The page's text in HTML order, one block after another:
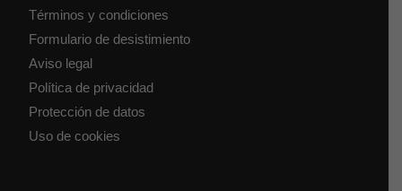
Términos y condiciones
Formulario de desistimiento
Aviso legal
Política de privacidad
Protección de datos
Uso de cookies